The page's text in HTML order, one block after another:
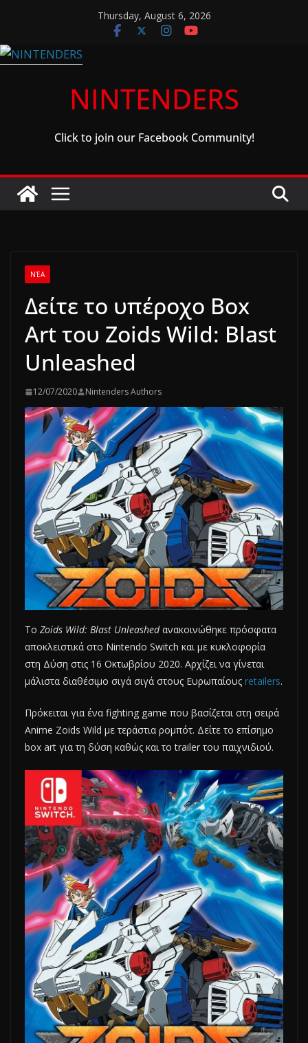
content
Thursday, August 6, 2026
NINTENDERS
Click to join our Facebook Community!
ΝΈΑ
Δείτε το υπέροχο Box
Art του Zoids Wild: Blast
Unleashed
12/07/2020 Nintenders Authors
Το Zoids Wild: Blast Unleashedανακοινώθηκε πρόσφατα
αποκλειστικά στο Nintendo Switch και με κυκλοφορία
στη Δύση στις 16 Οκτωβρίου 2020. Αρχίζει να γίνεται
μάλιστα διαθέσιμο σιγά σιγά στους Ευρωπαίους retailers.
Πρόκειται για ένα fighting game που βασίζεται στη σειρά
Anime Zoids Wild με τεράστια ρομπότ. Δείτε το επίσημο
box art για τη δύση καθώς και το trailer του παιχνιδιού.